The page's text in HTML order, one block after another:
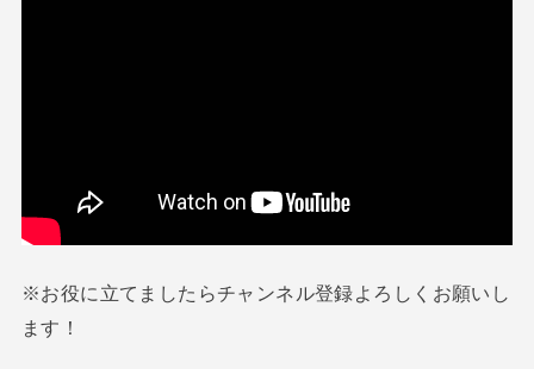
※お役に立てましたらチャンネル登録よろしくお願いし
ます！